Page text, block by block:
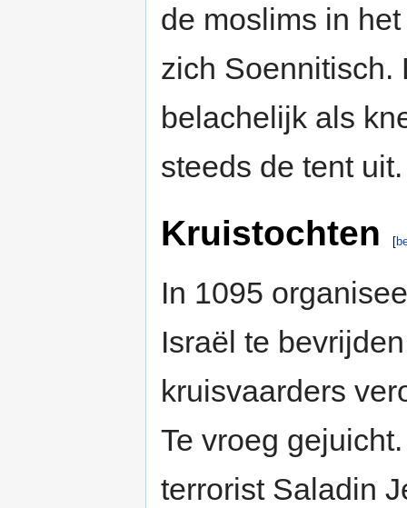
de moslims in
zich Soennitisch.
belachelijk als
steeds de tent uit.
Kruistochten [
In 1095
Israël te
kruisvaarders
Te vroeg
terrorist Saladin